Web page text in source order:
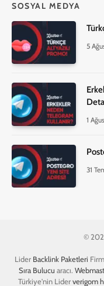
SOSYAL MEDYA
5
1
31
©
Lider Backlink Paketleri
Sıra Bulucu aracı.
Türkiye'nin Liderverigom